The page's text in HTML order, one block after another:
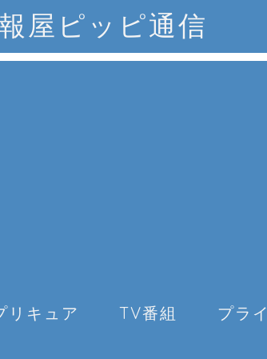
屋ピッピ通信
リキュア TV番組
プラ